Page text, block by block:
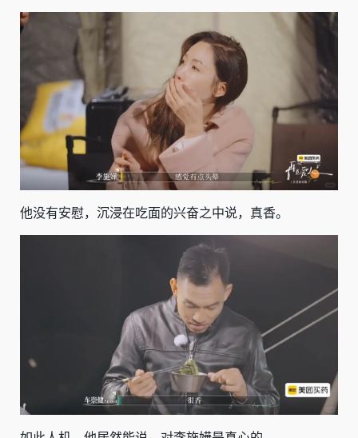
他没有安慰，沉浸在吃面的兴奋之中说，真香。